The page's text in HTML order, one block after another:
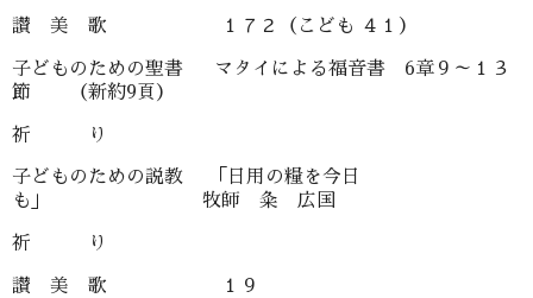
讃 美 歌 １７２（こども ４１）
子どものための聖書 マタイによる福音書 6章９～１３
節 （新約9頁）
祈 り
子どものための説教 「日用の糧を今日
も」 牧師 粂 広国
祈 り
讃 美 歌 １９